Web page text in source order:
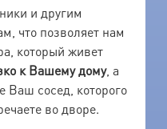
и другим
что позволяет нам
который живет
к Вашему дому, а
Ваш сосед, которого
во дворе.